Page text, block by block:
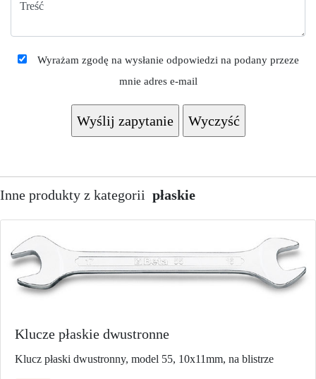
Wyrażam zgodę na wysłanie odpowiedzi na podany przeze
mnie adres e-mail
Inne produkty z kategorii płaskie
Klucze płaskie dwustronne
Klucz płaski dwustronny, model 55, 10x11mm, na blistrze